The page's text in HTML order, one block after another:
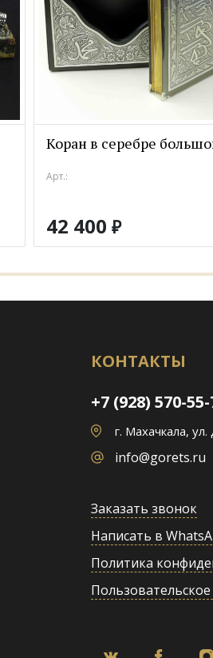
Коран в серебре
Арт.:
42 400 ₽
КОНТАКТЫ
+7 (928) 570-
г. Махачкала,
info@gorets.ru
Заказать звонок
Написать в
Политика